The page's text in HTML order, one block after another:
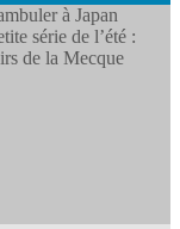
à Japan
série de l’été :
de la Mecque